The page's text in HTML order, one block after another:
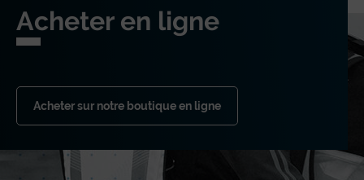
Acheter en ligne
Acheter sur notre boutique en ligne